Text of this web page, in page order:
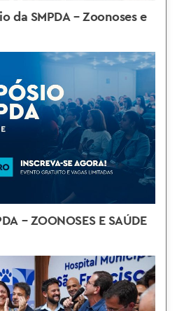
da SMPDA – Zoonoses e
– ZOONOSES E SAÚDE